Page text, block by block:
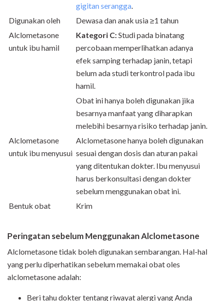
gigitan serangga.
Digunakan oleh
Dewasa dan anak usia ≥1 tahun
Alclometasone
untuk ibu hamil
Kategori C:Studi pada binatang
percobaan memperlihatkan adanya
efek samping terhadap janin, tetapi
belum ada studi terkontrol pada ibu
hamil.
Obat ini hanya boleh digunakan jika
besarnya manfaat yang diharapkan
melebihi besarnya risiko terhadap janin.
Alclometasone
untuk ibu menyusui
Alclometasone hanya boleh digunakan
sesuai dengan dosis dan aturan pakai
yang ditentukan dokter. Ibu menyusui
harus berkonsultasi dengan dokter
sebelum menggunakan obat ini.
Bentuk obat
Krim
Peringatan sebelum Menggunakan Alclometasone
Alclometasone tidak boleh digunakan sembarangan. Hal-hal
yang perlu diperhatikan sebelum memakai obat oles
alclometasone adalah:
Beri tahu dokter tentang riwayat alergi yang Anda